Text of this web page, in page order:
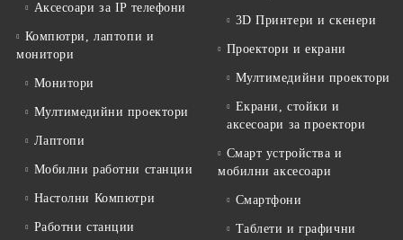
Аксесоари за IP телефони
Компютри, лаптопи и
монитори
Монитори
Мултимедийни проектори
Лаптопи
Мобилни работни станции
Настолни Компютри
Работни станции
3D Принтери и скенери
Проектори и екрани
Мултимедийни проектори
Екрани, стойки и
аксесоари за проектори
Смарт устройства и
мобилни аксесоари
Смартфони
Таблети и графични